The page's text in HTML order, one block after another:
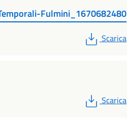
Fulmini_1670682480
PDF
Scarica
PDF
Scarica